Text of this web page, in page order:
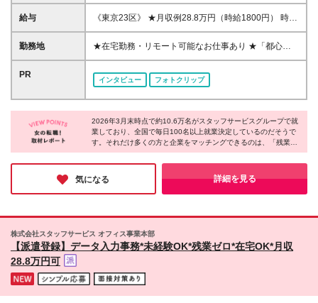
高卒以上 《こんな方にピッタリです！》 ■未経験から
事務デビューしたい ■残業なし・土日休みの仕事を探
にどんな仕事が向いているのか分からない」という方
も大丈夫！ 当社のコーディネーターがあなたのお
給与
《東京23区》 ★月収例28.8万円（時給1800円） 時給
1400円～2000円 《東京23区以外》 ★月収例24.8万
円（時給1550円） 時給1250円～1750円 《関東（東
1500円） 時給1050円～1600円 《関西》 ★月収例
1090円～1450円 《四国》 時給1050円～1450円 《九
州・沖縄》 時給1060円～1450円 ※時給額はスキルや
経験、勤務地、派遣先により異なります。 ※残業代は
け取れる速払いサービスがあります。
勤務地
★在宅勤務・リモート可能なお仕事あり ★「都心で
働きたい」「最寄りのエリアで働きたい」など希望を
考慮 ★転居を伴う転勤なし/U・Iターン歓迎 全国47都
道府県の派遣先にて勤務いただきます。 《魅力ポイ
ント》 ★キレイでおしゃれなオフィス ★駅チカなど
通勤や買い物に便利なエリアのお仕事がたくさん ★
リフレッシュスペースが充実している職場多数 (変更
の範囲)上記を除く当社関連勤務地
PR
インタビュー フォトクリップ
2026年3月末時点で約10.6万名がスタッフサービスグループで就
業しており、全国で毎日100名以上就業決定しているのだそうで
す。それだけ多くの方と企業をマッチングできるのは、「残業な
しがいい」「在宅で働きたい」など一人ひとりの理想を形にして
いるから。希望の職場で多くの方がのびのびと活躍している事実
にサポート体制の厚さを感じました。自分らしく働ける環境を探
している方は登録してみてはいかがでしょうか♪
気になる 詳細を見る
株式会社スタッフサービス オフィス事業本部
【派遣登録】データ入力事務*未経験OK*残業ゼロ*在宅OK*月収
28.8万円可